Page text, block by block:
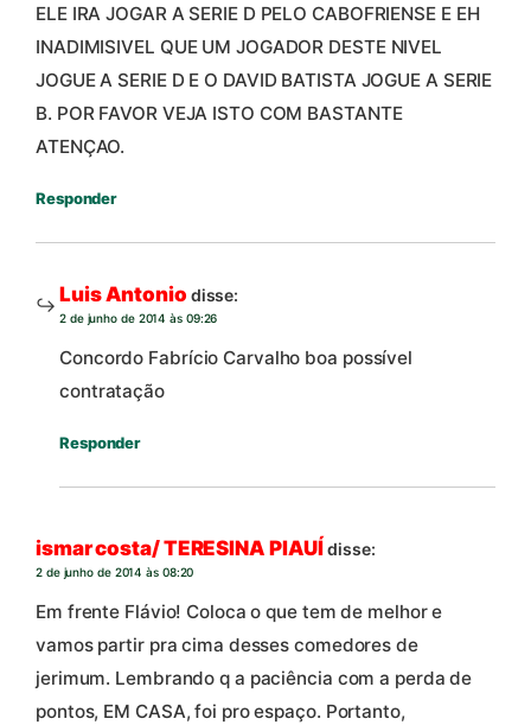
ELE IRA JOGAR A SERIE D PELO CABOFRIENSE E EH
INADIMISIVEL QUE UM JOGADOR DESTE NIVEL
JOGUE A SERIE D E O DAVID BATISTA JOGUE A SERIE
B. POR FAVOR VEJA ISTO COM BASTANTE
ATENÇAO.
Responder
Luis Antonio disse:
2 de junho de 2014 às 09:26
Concordo Fabrício Carvalho boa possível
contratação
Responder
ismar costa/ TERESINA PIAUÍdisse:
2 de junho de 2014 às 08:20
Em frente Flávio! Coloca o que tem de melhor e
vamos partir pra cima desses comedores de
jerimum. Lembrando q a paciência com a perda de
pontos, EM CASA, foi pro espaço. Portanto,